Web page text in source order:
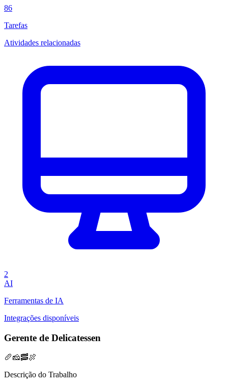
86
Tarefas
Atividades relacionadas
2
AI
Ferramentas de IA
Integrações disponíveis
Gerente de Delicatessen
🥖🧀🥓🍖
Descrição do Trabalho